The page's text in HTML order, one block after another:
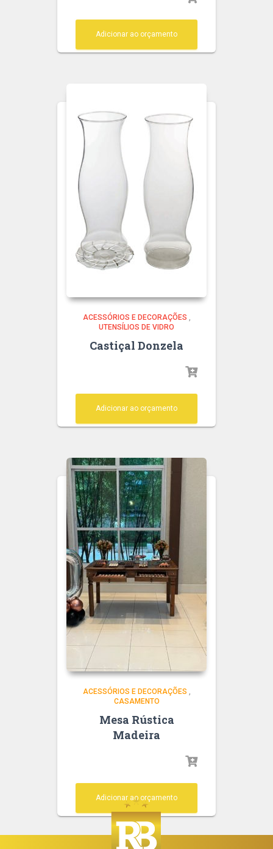
Adicionar ao orçamento
ACESSÓRIOS E DECORAÇÕES ,
UTENSÍLIOS DE VIDRO
Castiçal Donzela
Adicionar ao orçamento
ACESSÓRIOS E DECORAÇÕES ,
CASAMENTO
Mesa Rústica
Madeira
Adicionar ao orçamento